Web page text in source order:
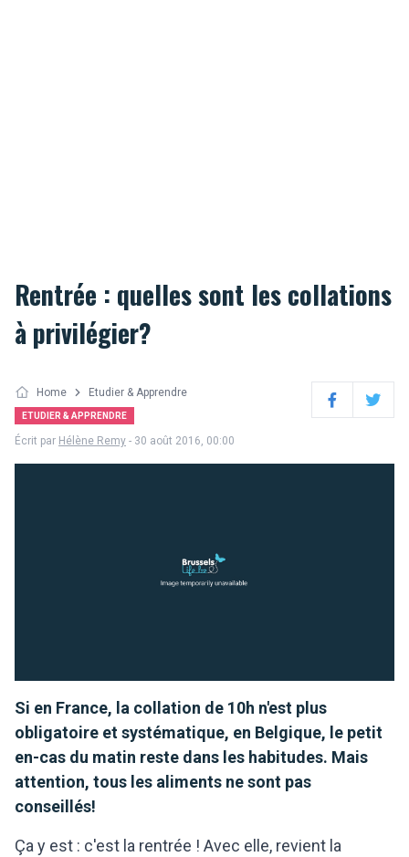
Rentrée : quelles sont les collations
à privilégier?
Home Etudier & Apprendre
ETUDIER & APPRENDRE FacebookTwitter
Écrit par Hélène Remy - 30 août 2016, 00:00
Si en France, la collation de 10h n'est plus
obligatoire et systématique, en Belgique, le petit
en-cas du matin reste dans les habitudes. Mais
attention, tous les aliments ne sont pas
conseillés!
Ça y est : c'est la rentrée ! Avec elle, revient la